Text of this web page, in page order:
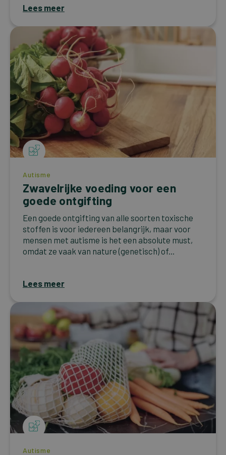
Lees meer
Autisme
Zwavelrijke voeding voor een
goede ontgifting
Een goede ontgifting van alle soorten toxische
stoffen is voor iedereen belangrijk, maar voor
mensen met autisme is het een absolute must,
omdat ze vaak van nature (genetisch) of...
Lees meer
Autisme